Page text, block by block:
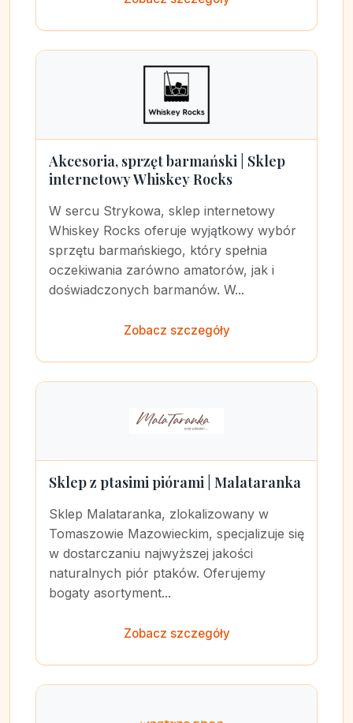
Akcesoria, sprzęt barmański | Sklep
internetowy Whiskey Rocks
W sercu Strykowa, sklep internetowy
Whiskey Rocks oferuje wyjątkowy wybór
sprzętu barmańskiego, który spełnia
oczekiwania zarówno amatorów, jak i
doświadczonych barmanów. W...
Zobacz szczegóły
Sklep z ptasimi piórami | Malataranka
Sklep Malataranka, zlokalizowany w
Tomaszowie Mazowieckim, specjalizuje się
w dostarczaniu najwyższej jakości
naturalnych piór ptaków. Oferujemy
bogaty asortyment...
Zobacz szczegóły